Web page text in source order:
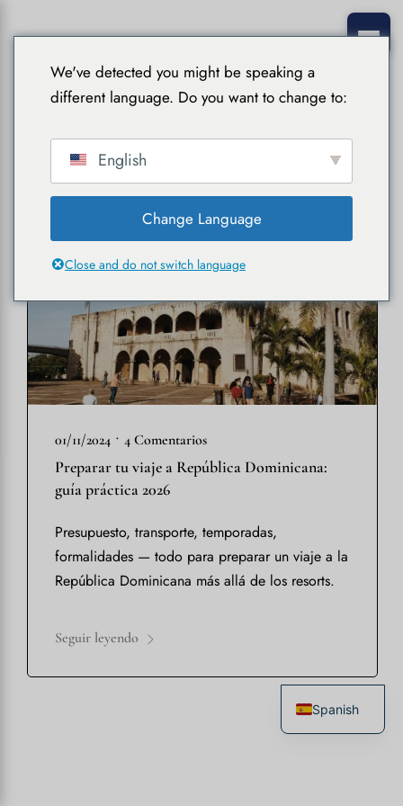
01/11/2024 • 4 Comentarios
Preparar tu viaje a República Dominicana:
guía práctica 2026
Presupuesto, transporte, temporadas,
formalidades — todo para preparar un viaje a la
República Dominicana más allá de los resorts.
Seguir leyendo
We've detected you might be speaking a
different language. Do you want to change to:
English
Change Language
Close and do not switch language
Spanish
French